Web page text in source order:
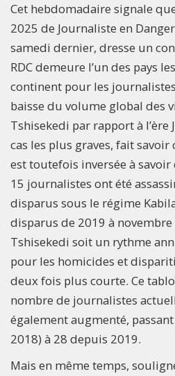
Cet hebdomadaire signale
2025 de Journaliste en
samedi dernier, dresse un
RDC demeure l’un des pays
continent pour les
baisse du volume global des
Tshisekedi par rapport à l’ère
cas les plus graves, fait
est toutefois inversée à
15 journalistes ont été
disparus sous le régime
disparus de 2019 à
Tshisekedi soit un rythme
pour les homicides et
deux fois plus courte. Ce
nombre de journalistes
également augmenté,
2018) à 28 depuis 2019.
Mais en même temps,